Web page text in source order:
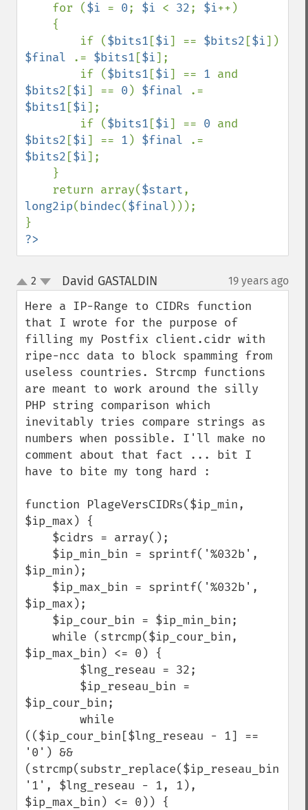
    for (
$i = 0; $i < 32; $i++)
        if (
$bits1 [$i] == $bits2 [$i
$final
.= $bits1 [$i];
        if (
$bits1 [$i] == 1
$bits2 [$i] == 0 ) $final
$bits1 [$i];
        if (
$bits1 [$i] == 0
$bits2 [$i] == 1 ) $final
$bits2 [$i];
    return array(
$start
long2ip(bindec($final )));
?>
up
down
2 David GASTALDIN 19 years ago
Here a IP-Range to CIDRs function
that I wrote for the purpose of
filling my Postfix client.cidr with
ripe-ncc data to block spamming from
useless countries. Strcmp functions
are meant to work around the silly
PHP string comparison which
inevitably tries compare strings as
numbers when possible. I'll make no
comment about that fact ... bit I
have to bite my tong hard :
function PlageVersCIDRs($ip_min,
$ip_max) {
$ip_min);
$ip_max);
$ip_max_bin) <= 0) {
$ip_cour_bin;
(($ip_cour_bin[$lng_reseau - 1] ==
'0') &&
(strcmp(substr_replace($ip_reseau_bin,
'1', $lng_reseau - 1, 1),
$ip_max_bin) <= 0)) {